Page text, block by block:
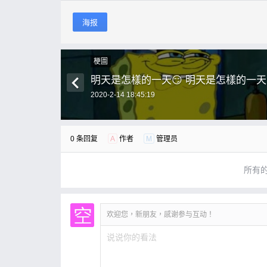
海报
梗圖
明天是怎樣的一天😏 明天是怎樣的一
2020-2-14 18:45:19
0 条回复 A 作者 M 管理员
所有
欢迎您，新朋友，感谢参与互动！